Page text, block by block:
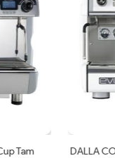
Tam
DALLA